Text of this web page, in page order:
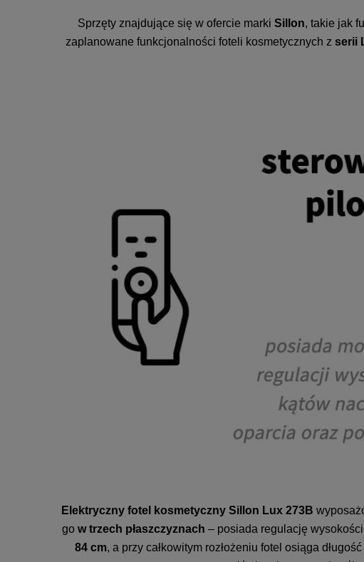
Sprzęty znajdujące się w ofercie marki Sillon, takie jak
zaplanowane funkcjonalności foteli kosmetycznych z serii
Elektryczny fotel kosmetyczny Sillon Lux 273B
go w trzech płaszczyznach – posiada regulację
84 cm, a przy całkowitym rozłożeniu fotel osiąga długość